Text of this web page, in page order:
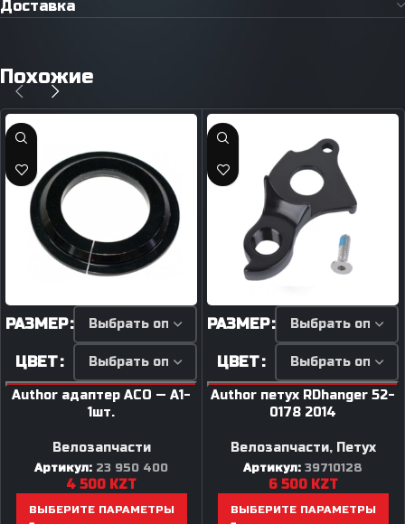
Доставка
Похожие
РАЗМЕР
ЦВЕТ
Author адаптер ACO — A1-
1шт.
Велозапчасти
Артикул: 23 950 400
4 500 KZT
ВЫБЕРИТЕ ПАРАМЕТРЫ
РАЗМЕР
ЦВЕТ
Author петух RDhanger 52-
0178 2014
Велозапчасти, Петух
Артикул: 39710128
6 500 KZT
ВЫБЕРИТЕ ПАРАМЕТРЫ